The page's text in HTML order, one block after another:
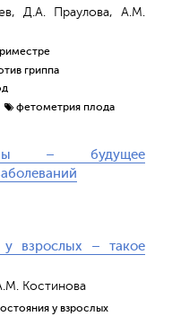
Д.А. Праулова, А.М.
гриппа
фетометрия плода
– будущее
взрослых – такое
Костинова
у взрослых